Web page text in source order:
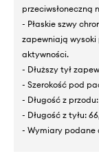
przeciwsłoneczną
- Płaskie szwy
zapewniają
aktywności.
- Dłuższy tył
- Szerokość pod
- Długość z
- Długość z tyłu:
- Wymiary podane